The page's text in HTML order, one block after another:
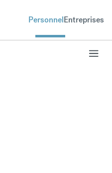
PersonnelEntreprises